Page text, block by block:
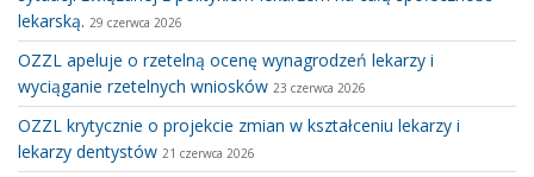
lekarską. 29 czerwca 2026
OZZL apeluje o rzetelną ocenę wynagrodzeń lekarzy i
wyciąganie rzetelnych wniosków 23 czerwca 2026
OZZL krytycznie o projekcie zmian w kształceniu lekarzy i
lekarzy dentystów 21 czerwca 2026